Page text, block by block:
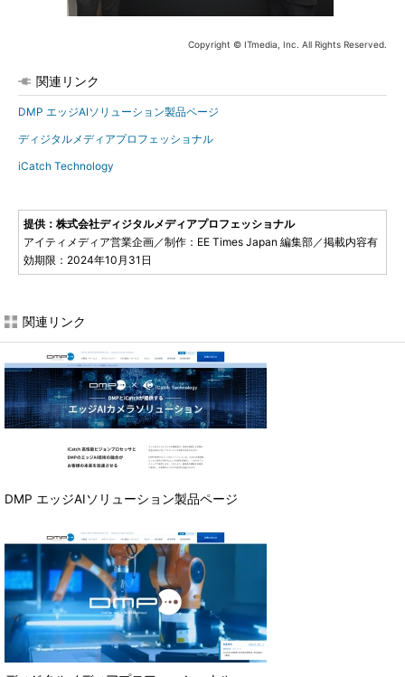
Copyright © ITmedia, Inc. All Rights Reserved.
関連リンク
DMP エッジAIソリューション製品ページ
ディジタルメディアプロフェッショナル
iCatch Technology
提供：株式会社ディジタルメディアプロフェッショナル
アイティメディア営業企画／制作：EE Times Japan 編集部／掲載内容有
効期限：2024年10月31日
関連リンク
DMP エッジAIソリューション製品ページ